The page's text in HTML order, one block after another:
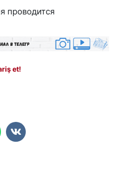
проводится
et!